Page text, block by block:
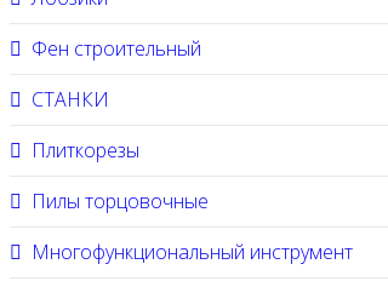
Фен строительный
СТАНКИ
Плиткорезы
Пилы торцовочные
Многофункциональный инструмент